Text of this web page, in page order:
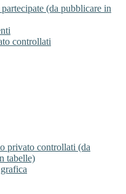
(da pubblicare in
controllati
privato controllati (da
tabelle)